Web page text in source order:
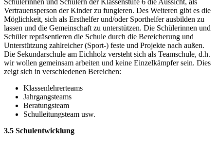
Vertrauensperson der Kinder zu fungieren. Des Weiteren gibt es die
Möglichkeit, sich als Ersthelfer und/oder Sporthelfer ausbilden zu
lassen und die Gemeinschaft zu unterstützen. Die Schülerinnen und
Schüler repräsentieren die Schule durch die Bereicherung und
Unterstützung zahlreicher (Sport-) feste und Projekte nach außen.
Die Sekundarschule am Eichholz versteht sich als Teamschule, d.h.
wir wollen gemeinsam arbeiten und keine Einzelkämpfer sein. Dies
zeigt sich in verschiedenen Bereichen:
Klassenlehrerteams
Jahrgangsteams
Beratungsteam
Schulleitungsteam usw.
3.5 Schulentwicklung